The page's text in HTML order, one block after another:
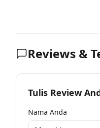
Reviews &
Tulis Review
Nama Anda